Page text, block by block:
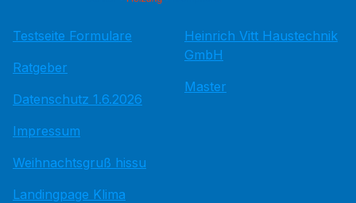
Testseite Formulare
Ratgeber
Datenschutz 1.6.2026
Impressum
Weihnachtsgruß hissu
Landingpage Klima
Heinrich Vitt Haustechnik
GmbH
Master